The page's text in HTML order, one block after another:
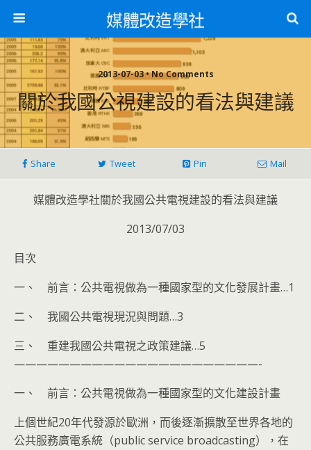
媒體改造學社
2013-07-03 • No Comments
關於我國公視建設的看法與建議
Share Tweet Pin Mail
媒體改造學社關於我國公共電視建設的看法與建議
2013/07/03
目次
一、 前言：公共電視做為一種國家型的文化發展計畫…1
二、 我國公共電視現況與問題…3
三、 重建我國公共電視之政策建議…5
——————————————————————-
一、 前言：公共電視做為一種國家型的文化建設計畫
上個世紀20年代發源於歐洲，而後逐漸擴散至世界各地的
公共服務廣電系統（public service broadcasting），在